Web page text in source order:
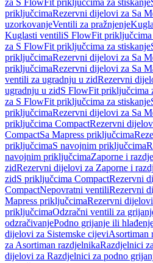
za S FlowFit priključcima za stiskanje
priključcimaRezervni dijelovi za Sa
uzorkovanjeVentili za pražnjenje
Kuglasti ventiliS FlowFit priključcima
za S FlowFit priključcima za stiskanje
priključcimaRezervni dijelovi za Sa
priključcimaRezervni dijelovi za Sa
ventili za ugradnju u zidRezervni
ugradnju u zidS FlowFit priključcima
za S FlowFit priključcima za stiskanje
priključcimaRezervni dijelovi za Sa
priključcima CompactRezervni
CompactSa Mapress priključcima
priključcimaS navojnim priključcima
navojnim priključcimaZaporne i
zidRezervni dijelovi za Zaporne i
zidS priključcima CompactRezervni
CompactNepovratni ventiliRezervni
Mapress priključcimaRezervni
priključcimaOdzračni ventili za
odzračivanjePodno grijanje ili
dijelovi za Sistemske cijeviAsortiman
za Asortiman razdjelnikaRazdjelnici
dijelovi za Razdjelnici za podno